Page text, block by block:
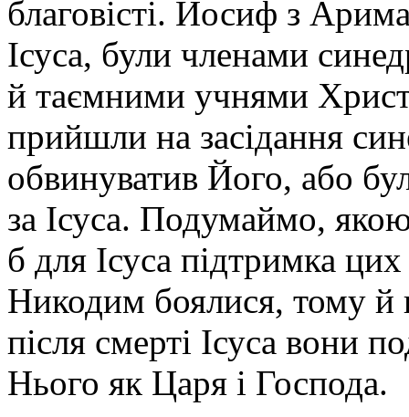
благовісті. Йосиф з
Ісуса, були членами
й таємними учнями
прийшли на засідання
обвинуватив Його, або
за Ісуса. Подумаймо,
б для Ісуса підтримка
Никодим боялися, тому
після смерті Ісуса вони
Нього як Царя і Господа.